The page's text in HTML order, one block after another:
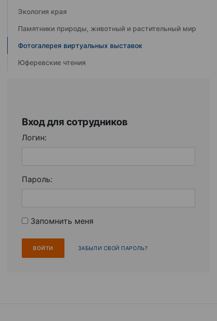
Экология края
Памятники природы, животный и растительный мир
Фотогалерея виртуальных выставок
Юферевские чтения
Вход для сотрудников
Логин:
Пароль:
Запомнить меня
ЗАБЫЛИ СВОЙ ПАРОЛЬ?